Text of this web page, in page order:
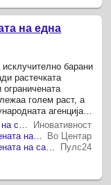
на една
барани
растечката
ограничената
голем раст, а
агенција
„Global Critical
Иновативност
Во Центар
Пулс24